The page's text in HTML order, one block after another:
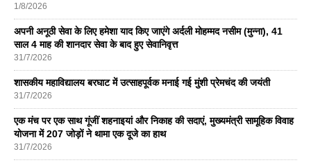
1/8/2026
अपनी अनूठी सेवा के लिए हमेशा याद किए जाएंगे अर्दली मोहम्मद नसीम (मुन्ना), 41
साल 4 माह की शानदार सेवा के बाद हुए सेवानिवृत्त
31/7/2026
शासकीय महाविद्यालय बरघाट में उत्साहपूर्वक मनाई गई मुंशी प्रेमचंद की जयंती
31/7/2026
एक मंच पर एक साथ गूंजीं शहनाइयां और निकाह की सदाएं, मुख्यमंत्री सामूहिक विवाह
योजना में 207 जोड़ों ने थामा एक दूजे का हाथ
31/7/2026